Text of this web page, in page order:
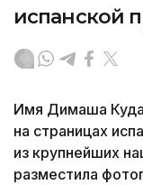
испанской
Имя Димаша
на страницах
из крупнейших
разместила